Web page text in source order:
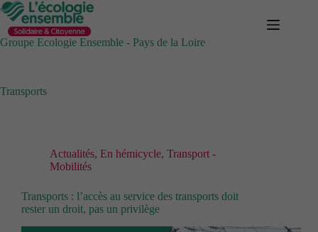
Passer
au
contenu
Groupe Ecologie Ensemble - Pays de la Loire
Transports
Actualités, En hémicycle, Transport -
Mobilités
Transports : l’accès au service des transports doit
rester un droit, pas un privilège